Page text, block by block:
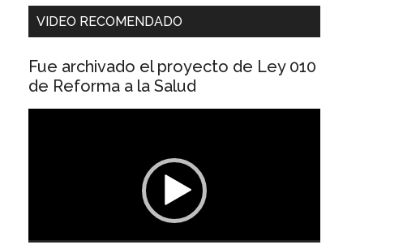
VIDEO RECOMENDADO
Fue archivado el proyecto de Ley 010
de Reforma a la Salud